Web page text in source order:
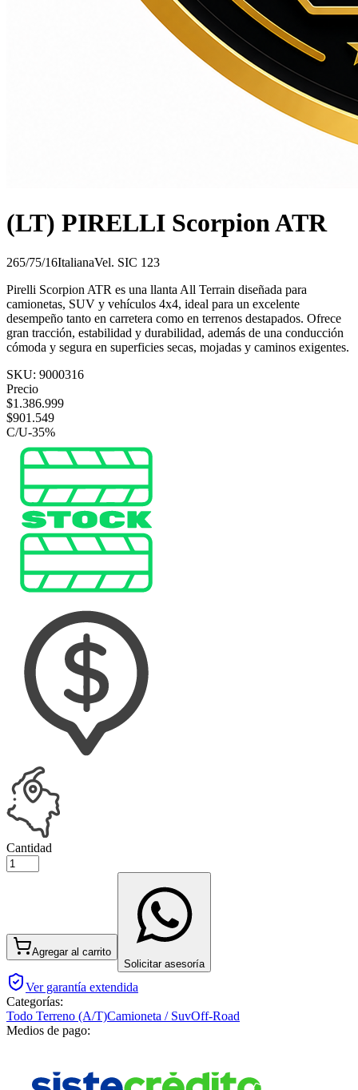
(LT) PIRELLI Scorpion ATR
265/75/16ItalianaVel. SIC 123
Pirelli Scorpion ATR es una llanta All Terrain diseñada para
camionetas, SUV y vehículos 4x4, ideal para un excelente
desempeño tanto en carretera como en terrenos destapados. Ofrece
gran tracción, estabilidad y durabilidad, además de una conducción
cómoda y segura en superficies secas, mojadas y caminos exigentes.
SKU: 9000316
Precio
$1.386.999
$901.549
C/U-35%
Cantidad
Agregar al carrito
Solicitar asesoría
Ver garantía extendida
Categorías:
Todo Terreno (A/T)Camioneta / SuvOff-Road
Medios de pago: